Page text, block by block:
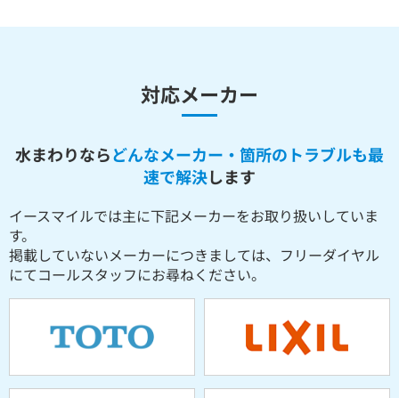
対応メーカー
水まわりならどんなメーカー・箇所のトラブルも最
速で解決します
イースマイルでは主に下記メーカーをお取り扱いしていま
す。
掲載していないメーカーにつきましては、フリーダイヤル
にてコールスタッフにお尋ねください。